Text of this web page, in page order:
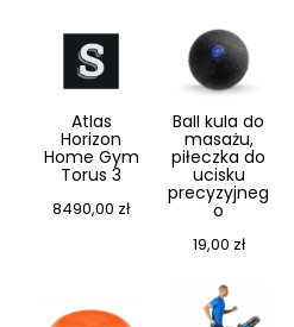
Atlas
Horizon
Home Gym
Torus 3
8490,00 zł
Ball kula do
masażu,
piłeczka do
ucisku
precyzyjneg
o
19,00 zł